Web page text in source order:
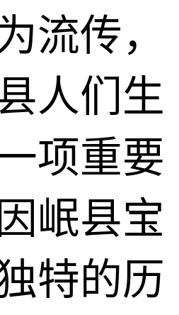
流传，
人们生
项重要
岷县宝
特的历